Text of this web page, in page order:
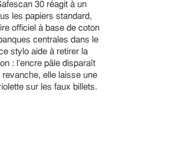
30 réagit à un
les papiers standard,
officiel à base de coton
centrales dans le
stylo aide à retirer la
: l'encre pâle disparaît
elle laisse une
sur les faux billets.